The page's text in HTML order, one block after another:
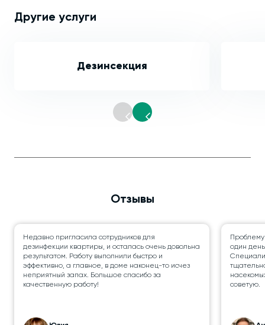
Другие услуги
Дезинсекция
Отзывы
Недавно пригласила сотрудников для
дезинфекции квартиры, и осталась очень довольна
результатом. Работу выполнили быстро и
эффективно, а главное, в доме наконец-то исчез
неприятный запах. Большое спасибо за
качественную работу!
один
советую.